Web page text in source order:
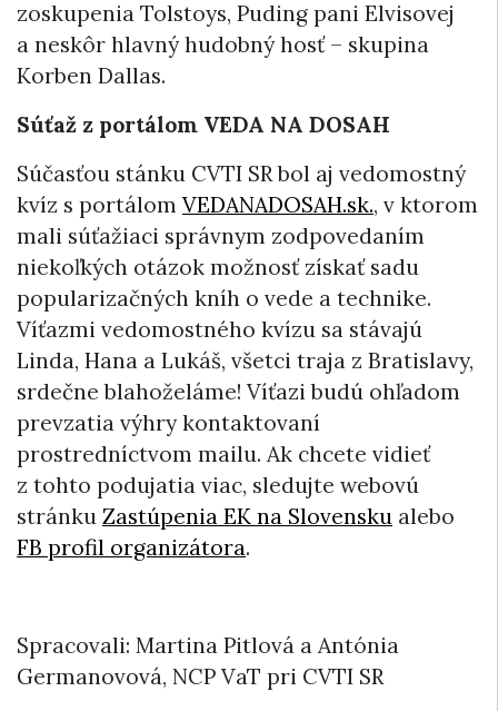
zoskupenia Tolstoys, Puding pani Elvisovej
a neskôr hlavný hudobný hosť – skupina
Korben Dallas.
Súťaž z portálom VEDA NA DOSAH
Súčasťou stánku CVTI SR bol aj vedomostný
kvíz s portálom VEDANADOSAH.sk., v ktorom
mali súťažiaci správnym zodpovedaním
niekoľkých otázok možnosť získať sadu
popularizačných kníh o vede a technike.
Víťazmi vedomostného kvízu sa stávajú
Linda, Hana a Lukáš, všetci traja z Bratislavy,
srdečne blahoželáme! Víťazi budú ohľadom
prevzatia výhry kontaktovaní
prostredníctvom mailu. Ak chcete vidieť
z tohto podujatia viac, sledujte webovú
stránku Zastúpenia EK na Slovensku alebo
FB profil organizátora.
Spracovali: Martina Pitlová a Antónia
Germanovová, NCP VaT pri CVTI SR